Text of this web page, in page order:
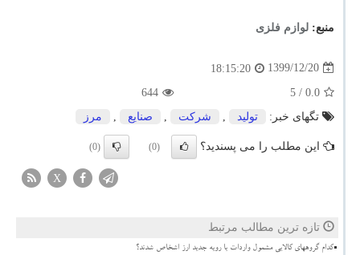
منبع: لوازم فلزی
1399/12/20
18:15:20
0.0
/ 5
644
تگهای خبر:
تولید , شركت , صنایع , مرز
این مطلب را می پسندید؟ (0)
(0)
X
تازه ترین مطالب مرتبط
کدام گروههای کالایی مشمول واردات با رویه جدید ارز اشخاص شدند؟